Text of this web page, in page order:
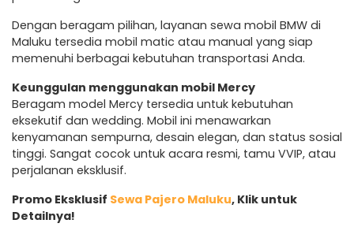
Dengan beragam pilihan, layanan sewa mobil BMW di
Maluku tersedia mobil matic atau manual yang siap
memenuhi berbagai kebutuhan transportasi Anda.
Keunggulan menggunakan mobil Mercy
Beragam model Mercy tersedia untuk kebutuhan
eksekutif dan wedding. Mobil ini menawarkan
kenyamanan sempurna, desain elegan, dan status sosial
tinggi. Sangat cocok untuk acara resmi, tamu VVIP, atau
perjalanan eksklusif.
Promo Eksklusif Sewa Pajero Maluku, Klik untuk
Detailnya!